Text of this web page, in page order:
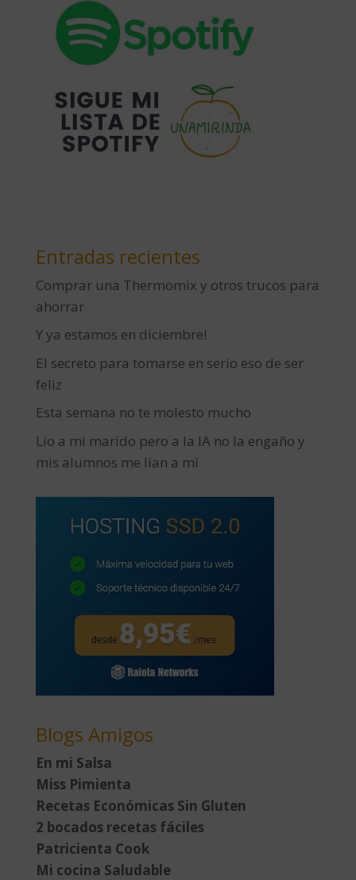
Entradas recientes
Comprar una Thermomix y otros trucos para
ahorrar
Y ya estamos en diciembre!
El secreto para tomarse en serio eso de ser
feliz
Esta semana no te molesto mucho
Lío a mi marido pero a la IA no la engaño y
mis alumnos me lían a mí
Blogs Amigos
En mi Salsa
Miss Pimienta
Recetas Económicas Sin Gluten
2 bocados recetas fáciles
Patricienta Cook
Mi cocina Saludable